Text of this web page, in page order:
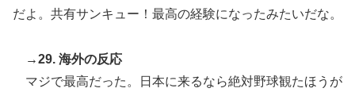
だよ。共有サンキュー！最高の経験になったみたいだな。
→29. 海外の反応
マジで最高だった。日本に来るなら絶対野球観たほうが